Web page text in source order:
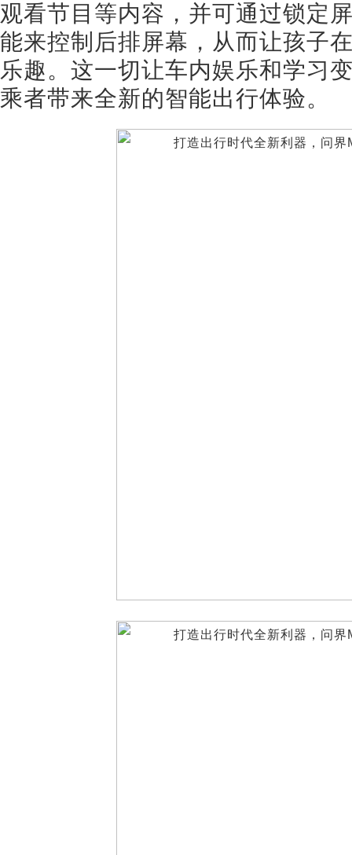
观看节目等内容，并可通过锁定
能来控制后排屏幕，从而让孩子
乐趣。这一切让车内娱乐和学习
乘者带来全新的智能出行体验。